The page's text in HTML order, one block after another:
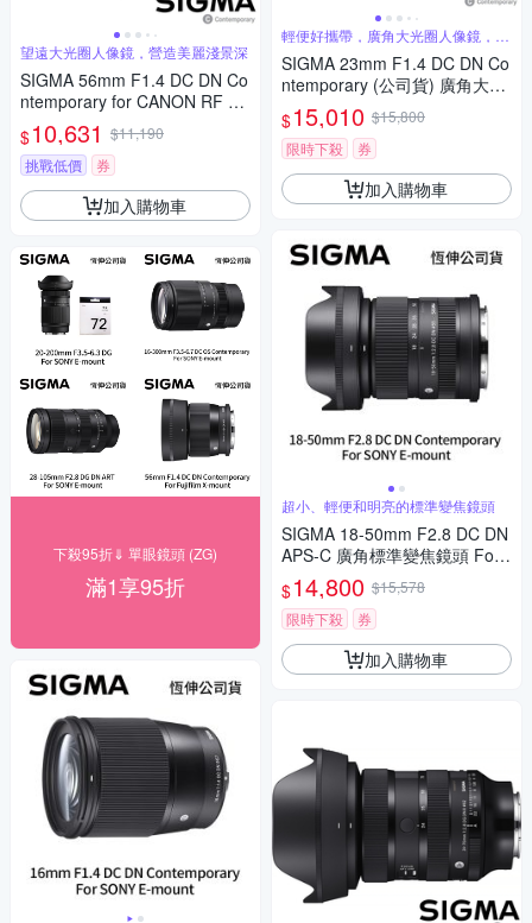
望遠大光圈人像鏡，營造美麗淺景深
SIGMA 56mm F1.4 DC DN Co
ntemporary for CANON RF 接
環 (公司貨) 望遠大光圈定焦鏡
人像鏡 APS-C 無反微單眼專用
鏡頭
$10,631 $11,190
挑戰低價
券
加入購物車
下殺95折⇓ 單眼鏡頭 (ZG)
滿1享95折
輕便好攜帶，廣角大光圈人像鏡，美
麗淺景深
SIGMA 23mm F1.4 DC DN Co
ntemporary (公司貨) 廣角大光
圈定焦鏡 人像鏡 APS-C 無反微
單眼專用鏡頭
$15,010 $15,800
限時下殺
券
加入購物車
超小、輕便和明亮的標準變焦鏡頭
SIGMA 18-50mm F2.8 DC DN
APS-C 廣角標準變焦鏡頭 For
SONY E-mount (公司貨)
$14,800 $15,578
限時下殺
券
加入購物車